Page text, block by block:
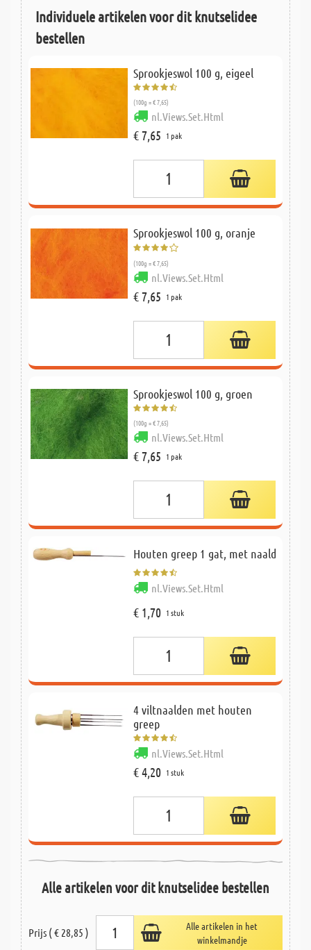
Individuele artikelen voor dit knutselidee
bestellen
Sprookjeswol 100 g, eigeel
(100g = € 7,65)
nl.Views.Set.Html
€ 7,65 1 pak
Sprookjeswol 100 g, oranje
(100g = € 7,65)
nl.Views.Set.Html
€ 7,65 1 pak
Sprookjeswol 100 g, groen
(100g = € 7,65)
nl.Views.Set.Html
€ 7,65 1 pak
Houten greep 1 gat, met naald
nl.Views.Set.Html
€ 1,70 1 stuk
4 viltnaalden met houten
greep
nl.Views.Set.Html
€ 4,20 1 stuk
Alle artikelen voor dit knutselidee bestellen
Prijs ( € 28,85 )
Alle artikelen in het
winkelmandje